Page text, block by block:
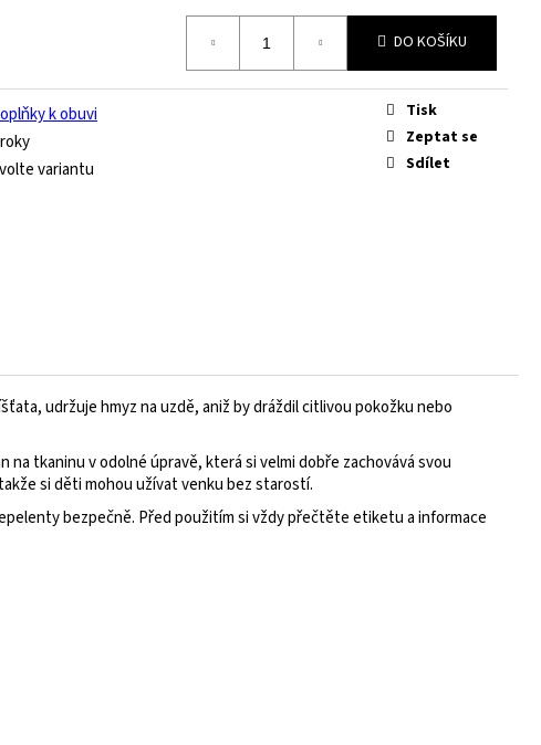
DO KOŠÍKU
k obuvi
variantu
Tisk
Zeptat se
Sdílet
udržuje hmyz na uzdě, aniž by dráždil citlivou pokožku nebo
tkaninu v odolné úpravě, která si velmi dobře zachovává svou
si děti mohou užívat venku bez starostí.
bezpečně. Před použitím si vždy přečtěte etiketu a informace